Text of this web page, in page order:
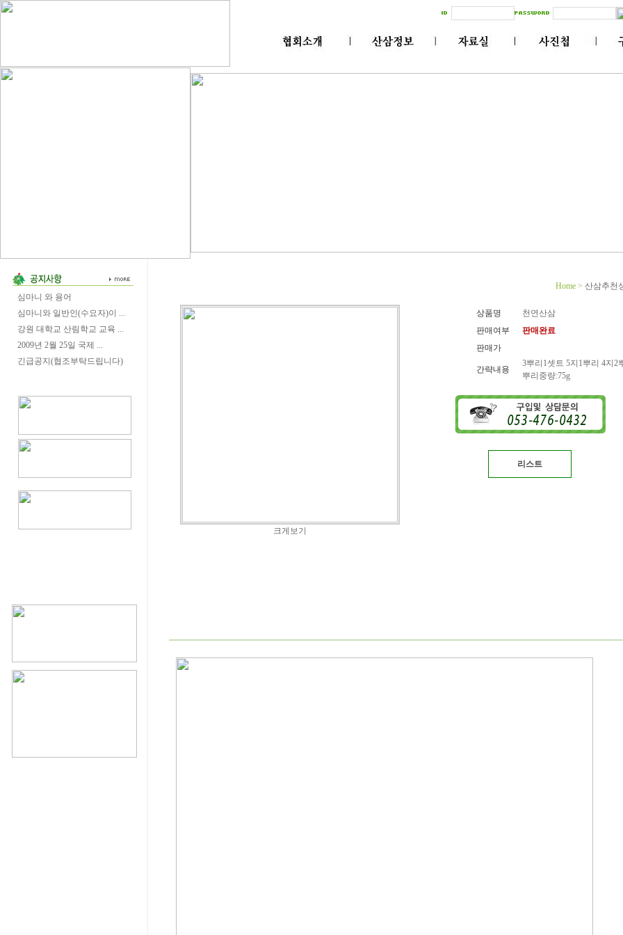
심마니 와 용어
심마니와 일반인(수요자)이 ...
강원 대학교 산림학교 교육 ...
2009년 2월 25일 국제 ...
긴급공지(협조부탁드립니다)
Home > 산삼추천
크게보기
상품명
천연산삼
판매여부
판매완료
판매가
간략내용
3뿌리1셋트 5지1뿌리 4지2
뿌리중량:75g